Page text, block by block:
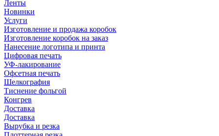
Ленты
Новинки
Услуги
Изготовление и продажа коробок
Изготовление коробок на заказ
Нанесение логотипа и принта
Цифровая печать
УФ-лакирование
Офсетная печать
Шелкография
Тиснение фольгой
Конгрев
Доставка
Доставка
Вырубка и резка